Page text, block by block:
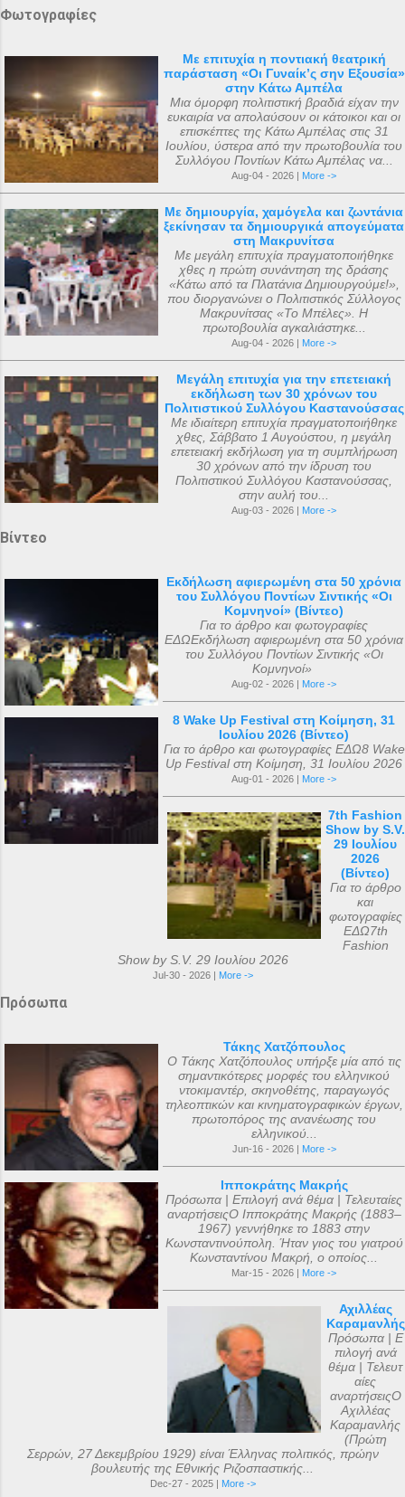
Φωτογραφίες
Με επιτυχία η ποντιακή θεατρική
παράσταση «Οι Γυναίκ’ς σην Εξουσία»
στην Κάτω Αμπέλα
Μια όμορφη πολιτιστική βραδιά είχαν την
ευκαιρία να απολαύσουν οι κάτοικοι και οι
επισκέπτες της Κάτω Αμπέλας στις 31
Ιουλίου, ύστερα από την πρωτοβουλία του
Συλλόγου Ποντίων Κάτω Αμπέλας να...
Aug-04 - 2026 | More ->
Με δημιουργία, χαμόγελα και ζωντάνια
ξεκίνησαν τα δημιουργικά απογεύματα
στη Μακρυνίτσα
Με μεγάλη επιτυχία πραγματοποιήθηκε
χθες η πρώτη συνάντηση της δράσης
«Κάτω από τα Πλατάνια Δημιουργούμε!»,
που διοργανώνει ο Πολιτιστικός Σύλλογος
Μακρυνίτσας «Το Μπέλες». Η
πρωτοβουλία αγκαλιάστηκε...
Aug-04 - 2026 | More ->
Μεγάλη επιτυχία για την επετειακή
εκδήλωση των 30 χρόνων του
Πολιτιστικού Συλλόγου Καστανούσσας
Με ιδιαίτερη επιτυχία πραγματοποιήθηκε
χθες, Σάββατο 1 Αυγούστου, η μεγάλη
επετειακή εκδήλωση για τη συμπλήρωση
30 χρόνων από την ίδρυση του
Πολιτιστικού Συλλόγου Καστανούσσας,
στην αυλή του...
Aug-03 - 2026 | More ->
Βίντεο
Εκδήλωση αφιερωμένη στα 50 χρόνια
του Συλλόγου Ποντίων Σιντικής «Οι
Κομνηνοί» (Βίντεο)
Για το άρθρο και φωτογραφίες
ΕΔΩΕκδήλωση αφιερωμένη στα 50 χρόνια
του Συλλόγου Ποντίων Σιντικής «Οι
Κομνηνοί»
Aug-02 - 2026 | More ->
8 Wake Up Festival στη Κοίμηση, 31
Ιουλίου 2026 (Βίντεο)
Για το άρθρο και φωτογραφίες ΕΔΩ8 Wake
Up Festival στη Κοίμηση, 31 Ιουλίου 2026
Aug-01 - 2026 | More ->
7th Fashion
Show by S.V.
29 Ιουλίου
2026
(Βίντεο)
Για το άρθρο
και
φωτογραφίες
ΕΔΩ7th
Fashion
Show by S.V. 29 Ιουλίου 2026
Jul-30 - 2026 | More ->
Πρόσωπα
Τάκης Χατζόπουλος
Ο Τάκης Χατζόπουλος υπήρξε μία από τις
σημαντικότερες μορφές του ελληνικού
ντοκιμαντέρ, σκηνοθέτης, παραγωγός
τηλεοπτικών και κινηματογραφικών έργων,
πρωτοπόρος της ανανέωσης του
ελληνικού...
Jun-16 - 2026 | More ->
Ιπποκράτης Μακρής
Πρόσωπα | Επιλογή ανά θέμα | Τελευταίες
αναρτήσειςΟ Ιπποκράτης Μακρής (1883–
1967) γεννήθηκε το 1883 στην
Κωνσταντινούπολη. Ήταν γιος του γιατρού
Κωνσταντίνου Μακρή, ο οποίος...
Mar-15 - 2026 | More ->
Αχιλλέας
Καραμανλής
Πρόσωπα | Ε
πιλογή ανά
θέμα | Τελευτ
αίες
αναρτήσειςΟ
Αχιλλέας
Καραμανλής
(Πρώτη
Σερρών, 27 Δεκεμβρίου 1929) είναι Έλληνας πολιτικός, πρώην
βουλευτής της Εθνικής Ριζοσπαστικής...
Dec-27 - 2025 | More ->